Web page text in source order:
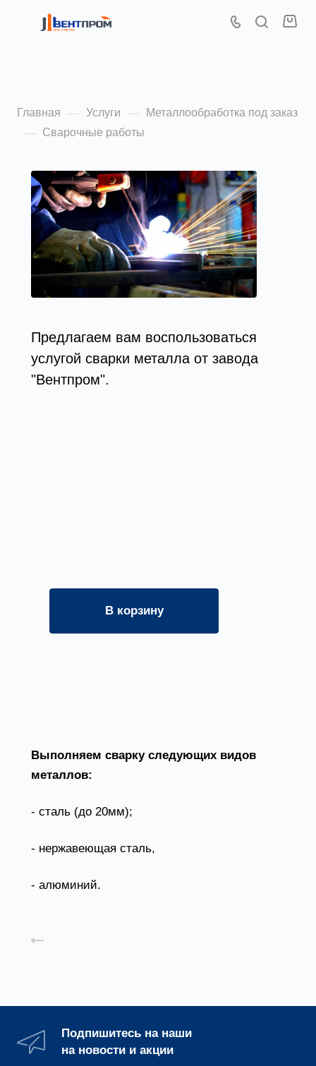
Главная — Услуги — Металлообработка под заказ
— Сварочные работы
Предлагаем вам воспользоваться
услугой сварки металла от завода
"Вентпром".
В корзину
Выполняем сварку следующих видов
металлов:
- сталь (до 20мм);
- нержавеющая сталь,
- алюминий.
Подпишитесь на наши
на новости и акции